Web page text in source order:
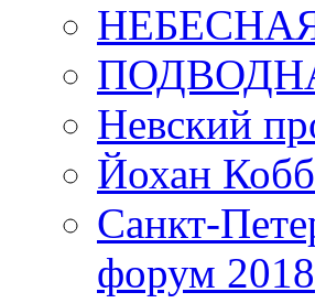
Невский
Йохан
Санкт-
форум 2018